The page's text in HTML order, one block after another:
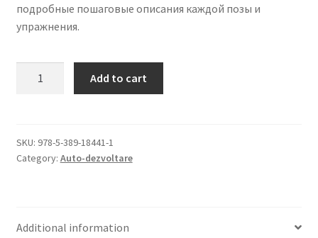
подробные пошаговые описания каждой позы и
упражнения.
день.
quantity
Add to cart
SKU: 978-5-389-18441-1
Category: Auto-dezvoltare
Additional information